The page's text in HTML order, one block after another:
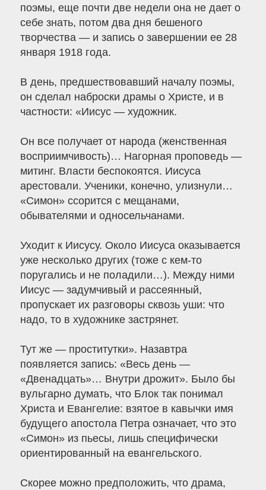
поэмы, еще почти две недели она не дает о
себе знать, потом два дня бешеного
творчества — и запись о завершении ее 28
января 1918 года.
В день, предшествовавший началу поэмы,
он сделал наброски драмы о Христе, и в
частности: «Иисус — художник.
Он все получает от народа (женственная
восприимчивость)… Нагорная проповедь —
митинг. Власти беспокоятся. Иисуса
арестовали. Ученики, конечно, улизнули…
«Симон» ссорится с мещанами,
обывателями и односельчанами.
Уходит к Иисусу. Около Иисуса оказывается
уже несколько других (тоже с кем-то
поругались и не поладили…). Между ними
Иисус — задумчивый и рассеянный,
пропускает их разговоры сквозь уши: что
надо, то в художнике застрянет.
Тут же — проститутки». Назавтра
появляется запись: «Весь день —
«Двенадцать»… Внутри дрожит». Было бы
вульгарно думать, что Блок так понимал
Христа и Евангелие: взятое в кавычки имя
будущего апостола Петра означает, что это
«Симон» из пьесы, лишь специфически
ориентированный на евангельского.
Скорее можно предположить, что драма,